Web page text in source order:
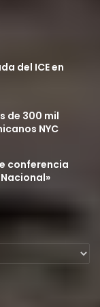
del ICE en
de 300 mil
NYC
conferencia